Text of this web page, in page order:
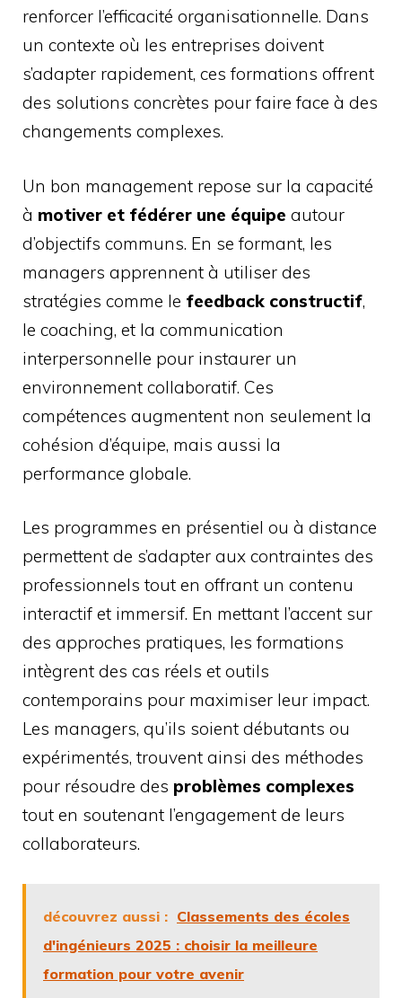
renforcer l’efficacité organisationnelle. Dans
un contexte où les entreprises doivent
s’adapter rapidement, ces formations offrent
des solutions concrètes pour faire face à des
changements complexes.
Un bon management repose sur la capacité
à motiver et fédérer une équipe autour
d’objectifs communs. En se formant, les
managers apprennent à utiliser des
stratégies comme le feedback constructif,
le coaching, et la communication
interpersonnelle pour instaurer un
environnement collaboratif. Ces
compétences augmentent non seulement la
cohésion d’équipe, mais aussi la
performance globale.
Les programmes en présentiel ou à distance
permettent de s’adapter aux contraintes des
professionnels tout en offrant un contenu
interactif et immersif. En mettant l’accent sur
des approches pratiques, les formations
intègrent des cas réels et outils
contemporains pour maximiser leur impact.
Les managers, qu’ils soient débutants ou
expérimentés, trouvent ainsi des méthodes
pour résoudre des problèmes complexes
tout en soutenant l’engagement de leurs
collaborateurs.
découvrez aussi : Classements des écoles
d'ingénieurs 2025 : choisir la meilleure
formation pour votre avenir